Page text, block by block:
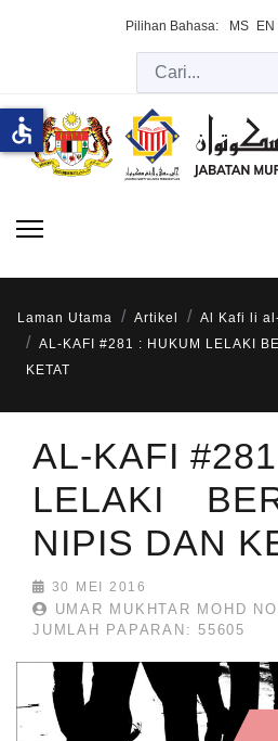
Pilihan Bahasa: MS EN
Laman Utama Artikel
Al Kafi li
AL-KAFI #281 : HUKUM LELAKI
KETAT
AL-KAFI
LELAKI
NIPIS DAN
30 MEI 2016
UMAR MUKHTAR MOHD
JUMLAH PAPARAN: 55605
accessible